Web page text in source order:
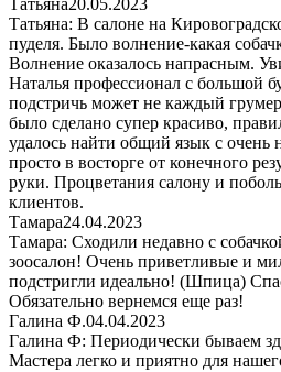
Татьяна20.05.2023
Татьяна: В салоне на
пуделя. Было волнение-какая
Волнение оказалось напрасным.
Наталья профессионал с большой
подстричь может не каждый
было сделано супер красиво,
удалось найти общий язык с очень
просто в восторге от конечного
руки. Процветания салону и
клиентов.
Тамара24.04.2023
Тамара: Сходили недавно с
зоосалон! Очень приветливые и
подстригли идеально! (Шпица)
Обязательно вернемся еще раз!
Галина Ф.04.04.2023
Галина Ф: Периодически бываем
Мастера легко и приятно для